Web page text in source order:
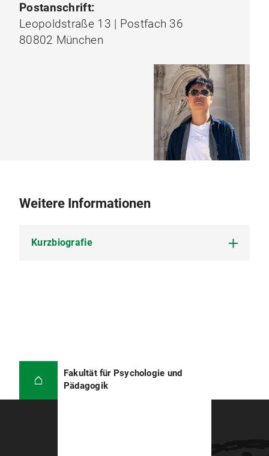
Postanschrift:
Leopoldstraße 13 | Postfach 36
80802 München
Weitere Informationen
Kurzbiografie
insbesondere im häuslichen Lernumfeld.
Fakultät für Psychologie und
Pädagogik